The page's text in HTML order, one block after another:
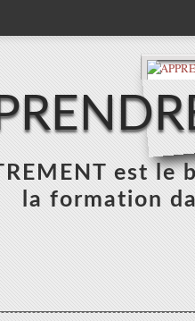
est
la formation